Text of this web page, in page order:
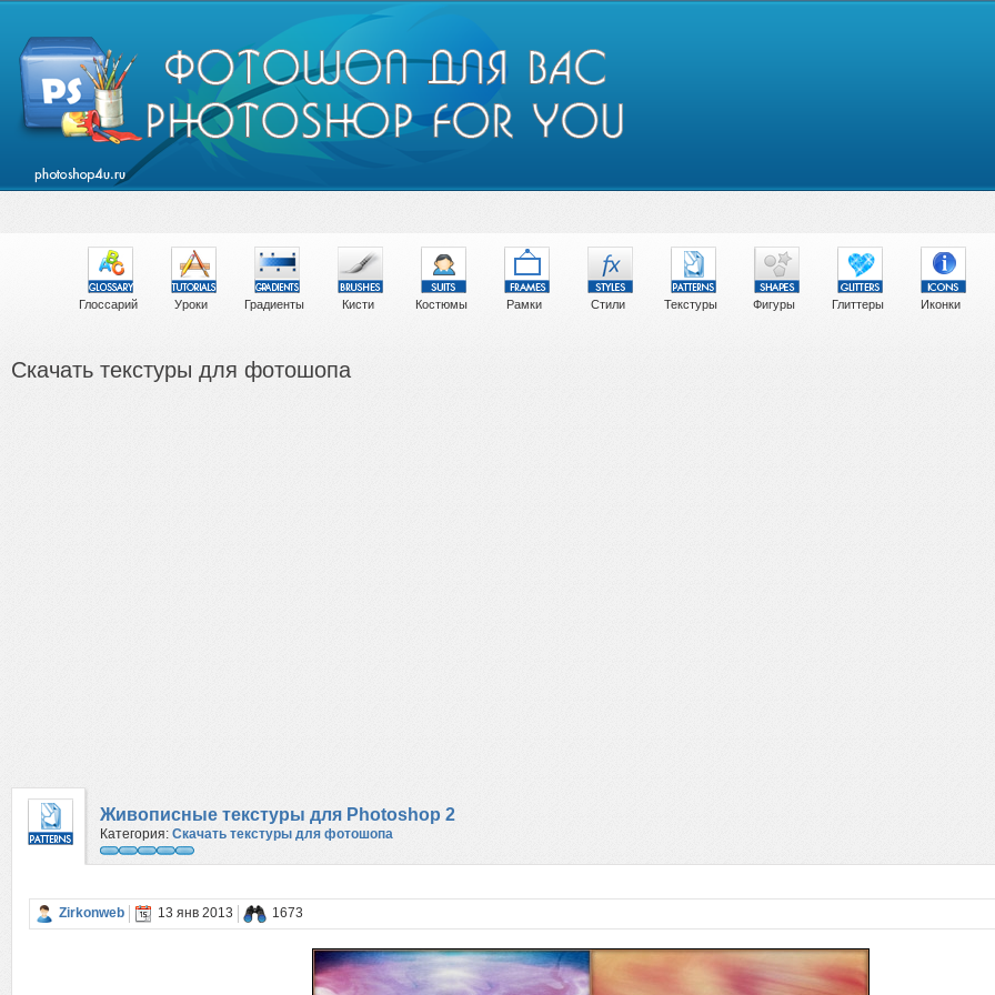
Глоссарий Уроки Градиенты Кисти Костюмы Рамки Стили Текстуры Фигуры Глиттеры Иконки
Скачать текстуры для фотошопа
Живописные текстуры для Photoshop 2
Категория: Скачать текстуры для фотошопа
Zirkonweb 13 янв 2013 1673